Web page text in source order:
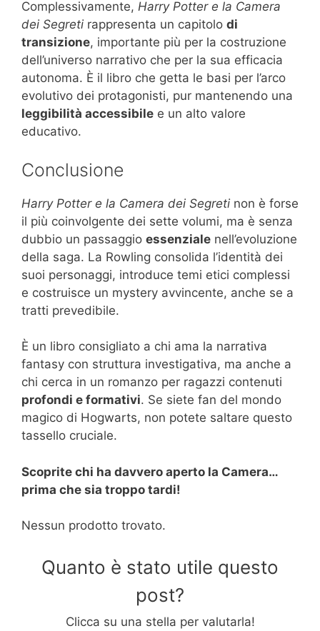
Complessivamente, Harry Potter e la Camera
dei Segreti rappresenta un capitolo di
transizione, importante più per la costruzione
dell’universo narrativo che per la sua efficacia
autonoma. È il libro che getta le basi per l’arco
evolutivo dei protagonisti, pur mantenendo una
leggibilità accessibile e un alto valore
educativo.
Conclusione
Harry Potter e la Camera dei Segreti non è forse
il più coinvolgente dei sette volumi, ma è senza
dubbio un passaggio essenziale nell’evoluzione
della saga. La Rowling consolida l’identità dei
suoi personaggi, introduce temi etici complessi
e costruisce un mystery avvincente, anche se a
tratti prevedibile.
È un libro consigliato a chi ama la narrativa
fantasy con struttura investigativa, ma anche a
chi cerca in un romanzo per ragazzi contenuti
profondi e formativi. Se siete fan del mondo
magico di Hogwarts, non potete saltare questo
tassello cruciale.
Scoprite chi ha davvero aperto la Camera…
prima che sia troppo tardi!
Nessun prodotto trovato.
Quanto è stato utile questo
post?
Clicca su una stella per valutarla!